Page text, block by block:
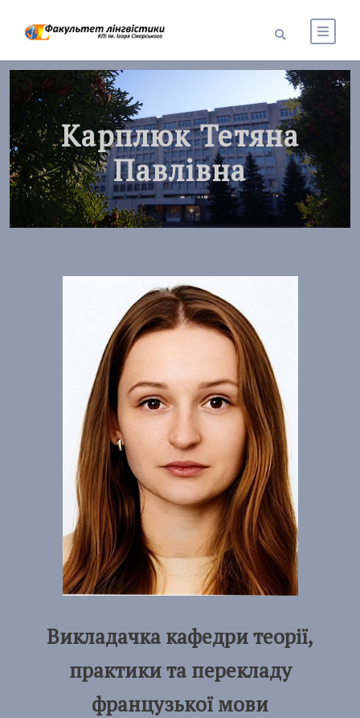
Карплюк Тетяна
Павлівна
Викладачка кафедри теорії,
практики та перекладу
французької мови